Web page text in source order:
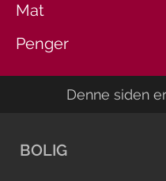
Mat
Penger
Denne siden
BOLIG